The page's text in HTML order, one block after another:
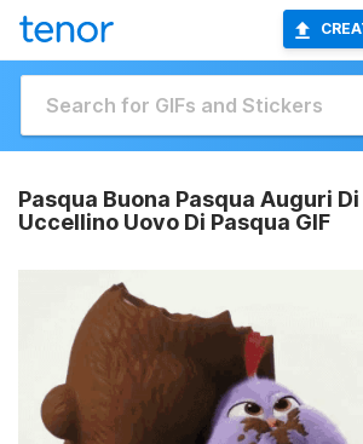
Pasqua Buona Pasqua Auguri
Uccellino Uovo Di Pasqua GIF